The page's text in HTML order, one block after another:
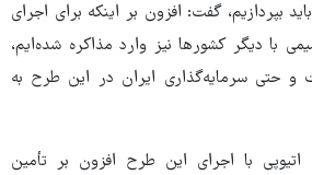
بپردازیم، گفت: افزون بر اینکه برای اجرای
با دیگر کشورها نیز وارد مذاکره شده‌ایم،
و حتی سرمایه‌گذاری ایران در این طرح به
با اجرای این طرح افزون بر تأمین